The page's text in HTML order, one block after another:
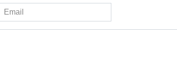
Email